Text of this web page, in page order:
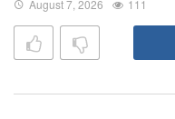
August 7, 2026 111